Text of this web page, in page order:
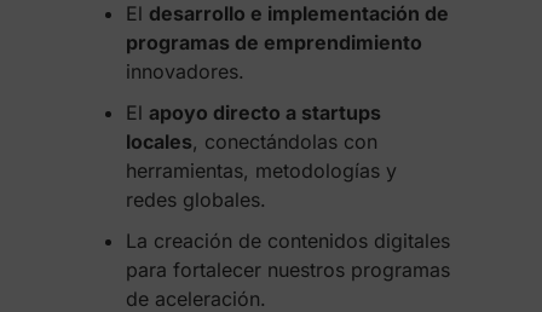
El desarrollo e implementación de
programas de emprendimiento
innovadores.
El apoyo directo a startups
locales, conectándolas con
herramientas, metodologías y
redes globales.
La creación de contenidos digitales
para fortalecer nuestros programas
de aceleración.